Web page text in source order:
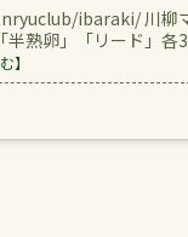
ibaraki/ 川柳マ
半熟卵」「リード」
】